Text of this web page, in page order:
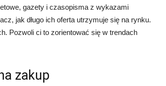
gazety i czasopisma z wykazami
jak długo ich oferta utrzymuje się na rynku.
Pozwoli ci to zorientować się w trendach
zakup